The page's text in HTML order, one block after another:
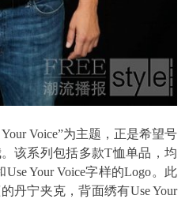
Voice”为主题，正是希望号
该系列包括多款T恤单品，均
Your Voice字样的Logo。此
丹宁夹克，背面绣有Use Your